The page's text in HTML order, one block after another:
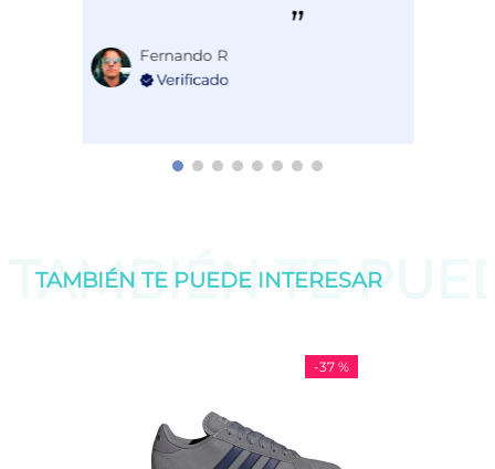
Fernando R
TAMBIÉN TE
TAMBIÉN TE PUEDE INTERESAR
-37 %